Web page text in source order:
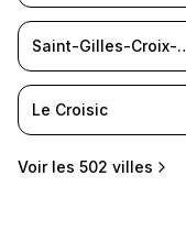
Saint-
Le Croisic
Voir les 502 villes